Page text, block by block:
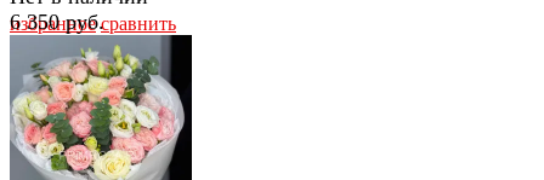
избранное сравнить
избранное сравнить
6 350 руб.